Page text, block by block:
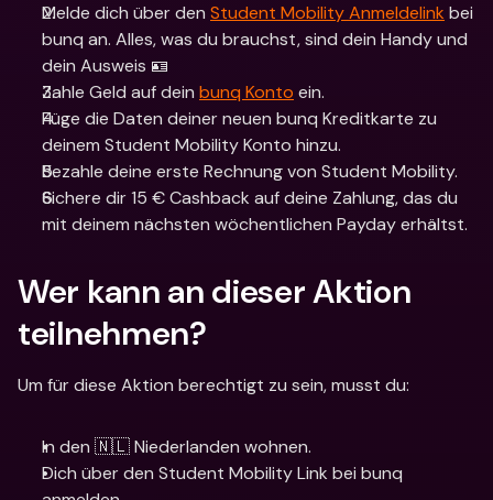
Melde dich über den Student Mobility Anmeldelink bei
bunq an. Alles, was du brauchst, sind dein Handy und
dein Ausweis 🪪
Zahle Geld auf dein bunq Konto ein.
Füge die Daten deiner neuen bunq Kreditkarte zu
deinem Student Mobility Konto hinzu.
Bezahle deine erste Rechnung von Student Mobility.
Sichere dir 15 € Cashback auf deine Zahlung, das du
mit deinem nächsten wöchentlichen Payday erhältst.
Wer kann an dieser Aktion
teilnehmen?
Um für diese Aktion berechtigt zu sein, musst du:
In den 🇳🇱 Niederlanden wohnen.
Dich über den Student Mobility Link bei bunq